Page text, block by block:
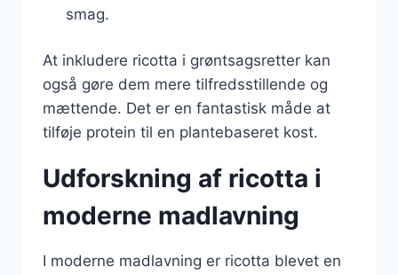
smag.
At inkludere ricotta i grøntsagsretter kan
også gøre dem mere tilfredsstillende og
mættende. Det er en fantastisk måde at
tilføje protein til en plantebaseret kost.
Udforskning af ricotta i
moderne madlavning
I moderne madlavning er ricotta blevet en